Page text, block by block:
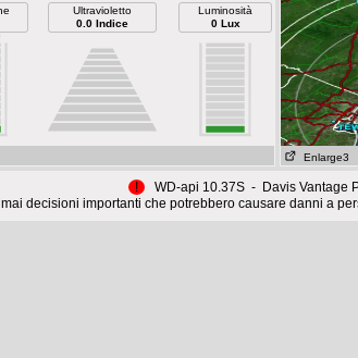
Ultravioletto
0.0 Indice
Luminosità
0 Lux
Enlarge3
!
WD-api 10.37S - Davis Vantage
decisioni importanti che potrebbero causare danni a